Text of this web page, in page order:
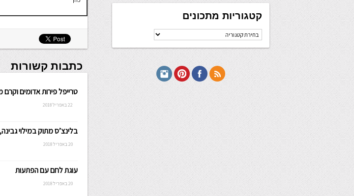
כתבות קשורות
טרייפל פירות אדומים
22 באפריל 2018
בלינצ’ס מתוק במילוי גבינה,
20 באפריל 2018
עוגת לחם עם הפתעות
20 באפריל 2018
קטגוריות מתכונים
קטגוריות
מתכונים